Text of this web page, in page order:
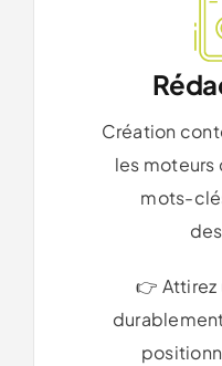
Création
les moteurs
mots-
👉 Attirez